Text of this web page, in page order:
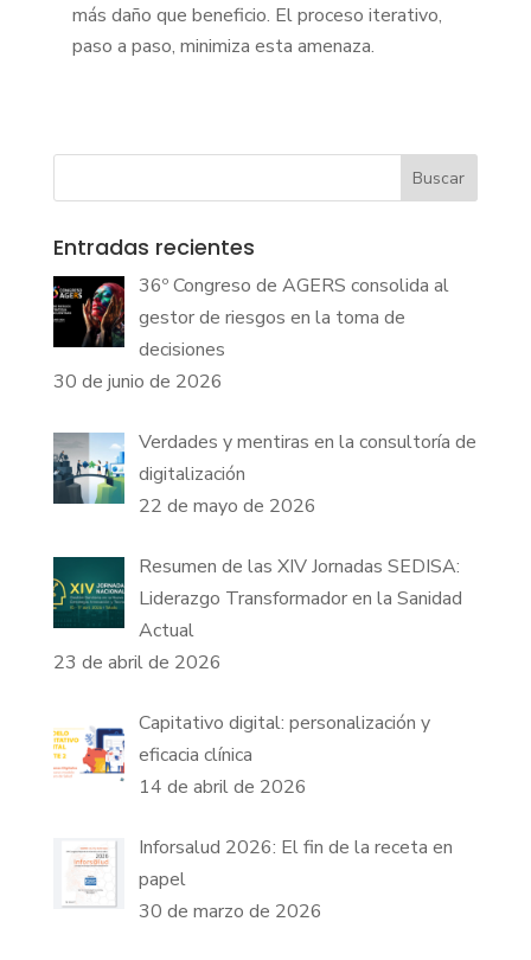
más daño que beneficio. El proceso iterativo,
paso a paso, minimiza esta amenaza.
Buscar
Entradas recientes
36º Congreso de AGERS consolida al
gestor de riesgos en la toma de
decisiones
30 de junio de 2026
Verdades y mentiras en la consultoría de
digitalización
22 de mayo de 2026
Resumen de las XIV Jornadas SEDISA:
Liderazgo Transformador en la Sanidad
Actual
23 de abril de 2026
Capitativo digital: personalización y
eficacia clínica
14 de abril de 2026
Inforsalud 2026: El fin de la receta en
papel
30 de marzo de 2026